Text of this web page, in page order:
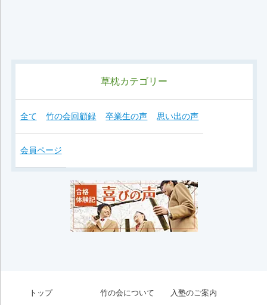
草枕カテゴリー
全て 竹の会回顧録 卒業生の声 思い出の声
会員ページ
トップ 竹の会について 入塾のご案内